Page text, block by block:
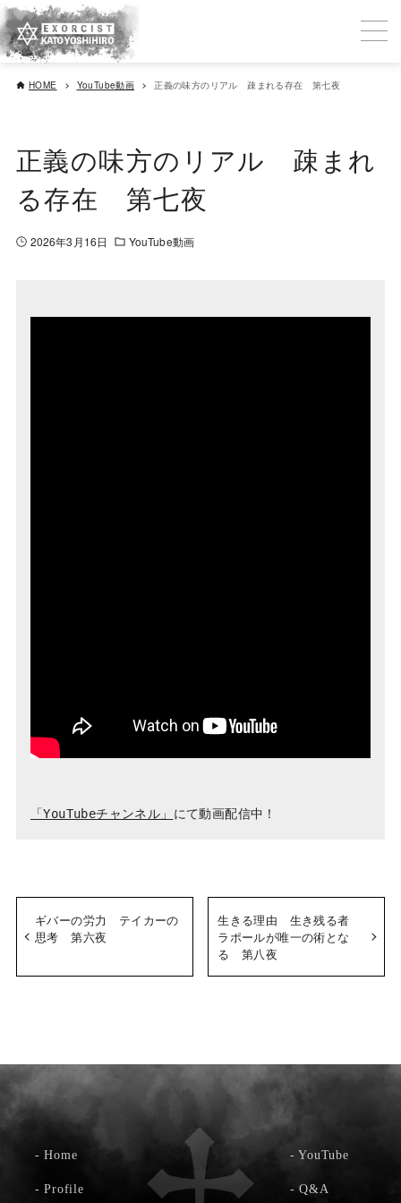
HOME YouTube動画 正義の味方のリアル 疎まれる存在 第七夜
正義の味方のリアル 疎まれ
る存在 第七夜
2026年3月16日 YouTube動画
「YouTubeチャンネル」
ギバーの労力 テイカーの
思考 第六夜
生きる理由 生き残る者
ラポールが唯一の術とな
る 第八夜
-Home
-Profile
-YouTube
-Q&A